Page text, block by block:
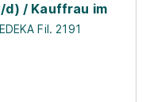
d) / Kauffrau im
EDEKA Fil. 2191